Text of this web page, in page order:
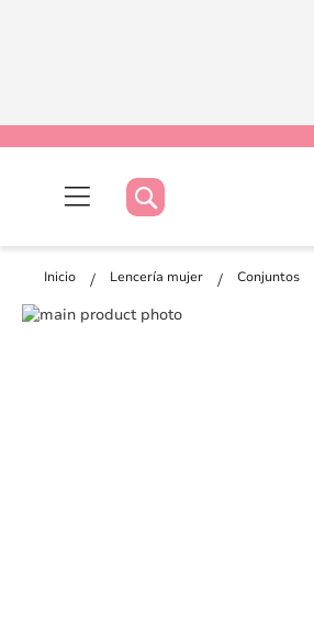
Buscar
Buscar
Inicio Lencería mujer Conjuntos
Saltar